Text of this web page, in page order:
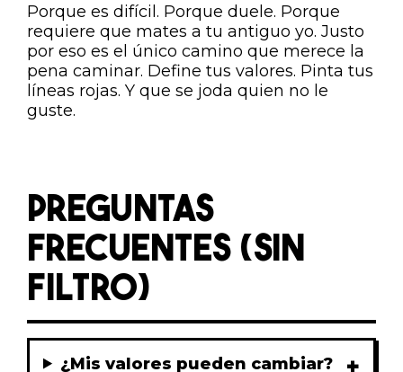
Porque es difícil. Porque duele. Porque
requiere que mates a tu antiguo yo. Justo
por eso es el único camino que merece la
pena caminar. Define tus valores. Pinta tus
líneas rojas. Y que se joda quien no le
guste.
PREGUNTAS
FRECUENTES (SIN
FILTRO)
¿Mis valores pueden cambiar?